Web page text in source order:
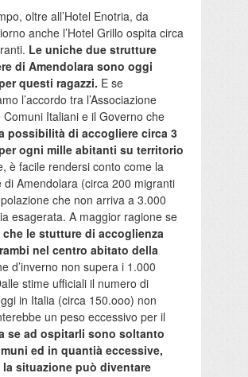
oltre all’Hotel Enotria, da
anche l’Hotel Grillo ospita circa
Le uniche due strutture
di Amendolara sono oggi
questi ragazzi. E se
l’accordo tra l’Associazione
Comuni Italiani e il Governo che
possibilità di accogliere circa 3
ogni mille abitanti su territorio
è facile rendersi conto come la
di Amendolara (circa 200 migranti
che non arriva a 3.000
esagerata. A maggior ragione se
che le stutture di accoglienza
nel centro abitato della
d’inverno non supera i 1.000
stime ufficiali il numero di
in Italia (circa 150.ooo) non
un peso eccessivo per il
se ad ospitarli sono soltanto
ed in quantià eccessive,
la situazione può diventare